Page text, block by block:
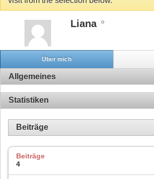
Liana
Über mich
Allgemeines
Statistiken
Beiträge
Beiträge
4